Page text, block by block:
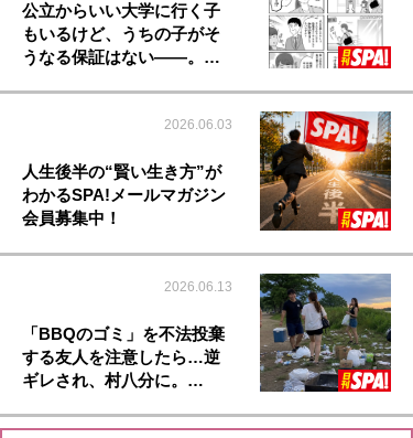
公立からいい大学に行く子
もいるけど、うちの子がそ
うなる保証はない――。…
2026.06.03
人生後半の“賢い生き方”が
わかるSPA!メールマガジン
会員募集中！
2026.06.13
「BBQのゴミ」を不法投棄
する友人を注意したら…逆
ギレされ、村八分に。…